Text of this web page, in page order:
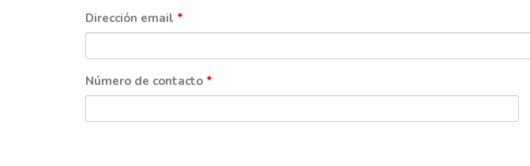
Dirección email *
Número de contacto *